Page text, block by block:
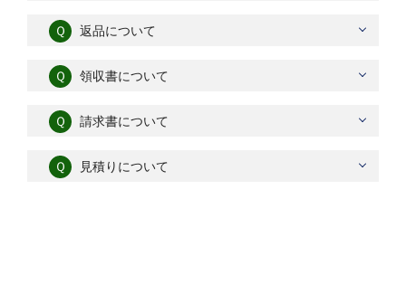
Ｑ 返品について
Ｑ 領収書について
Ｑ 請求書について
Ｑ 見積りについて